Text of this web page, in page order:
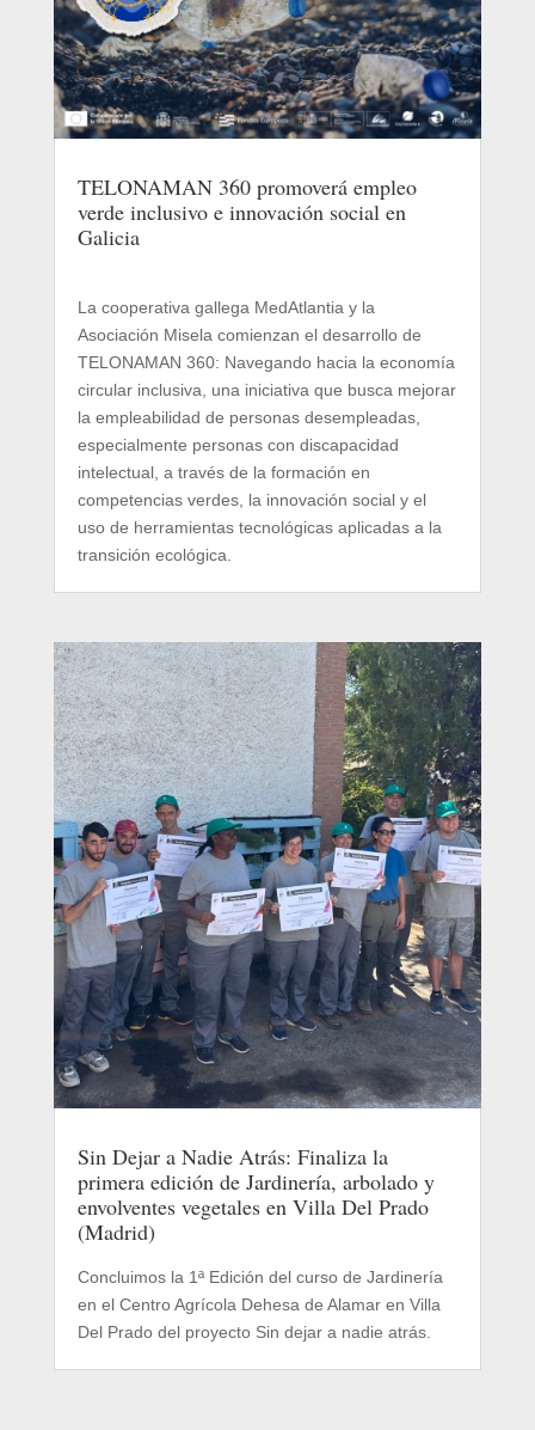
TELONAMAN 360 promoverá empleo
verde inclusivo e innovación social en
Galicia
La cooperativa gallega MedAtlantia y la
Asociación Misela comienzan el desarrollo de
TELONAMAN 360: Navegando hacia la economía
circular inclusiva, una iniciativa que busca mejorar
la empleabilidad de personas desempleadas,
especialmente personas con discapacidad
intelectual, a través de la formación en
competencias verdes, la innovación social y el
uso de herramientas tecnológicas aplicadas a la
transición ecológica.
Sin Dejar a Nadie Atrás: Finaliza la
primera edición de Jardinería, arbolado y
envolventes vegetales en Villa Del Prado
(Madrid)
Concluimos la 1ª Edición del curso de Jardinería
en el Centro Agrícola Dehesa de Alamar en Villa
Del Prado del proyecto Sin dejar a nadie atrás.